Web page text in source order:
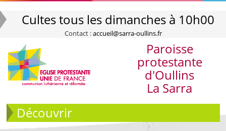
Cultes tous les dimanches à 10h00
Contact :accueil@sarra-oullins.fr
Paroisse
protestante
d'Oullins
La Sarra
Découvrir